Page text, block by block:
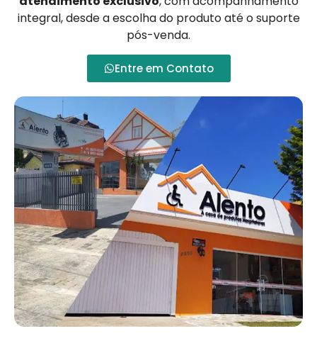
integral, desde a escolha do produto até o suporte
pós-venda.
Entre em Contato